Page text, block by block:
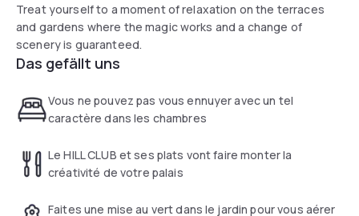
Treat yourself to a moment of relaxation on the terraces
and gardens where the magic works and a change of
scenery is guaranteed.
Das gefällt uns
Vous ne pouvez pas vous ennuyer avec un tel
caractère dans les chambres
Le HILL CLUB et ses plats vont faire monter la
créativité de votre palais
Faites une mise au vert dans le jardin pour vous aérer